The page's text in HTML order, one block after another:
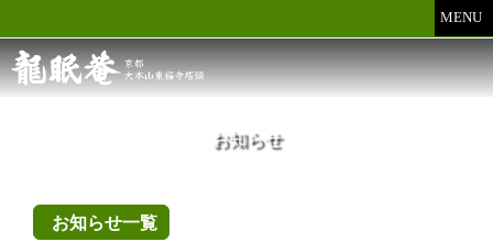
MENU
お知らせ
お知らせ一覧